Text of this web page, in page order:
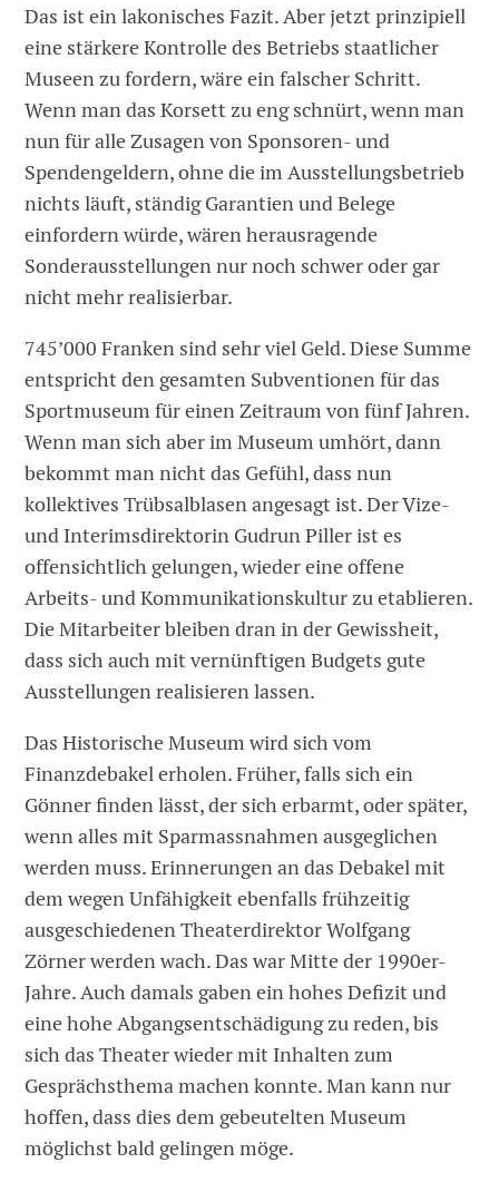
Das ist ein lakonisches Fazit. Aber jetzt prinzipiell
eine stärkere Kontrolle des Betriebs staatlicher
Museen zu fordern, wäre ein falscher Schritt.
Wenn man das Korsett zu eng schnürt, wenn man
nun für alle Zusagen von Sponsoren- und
Spendengeldern, ohne die im Ausstellungsbetrieb
nichts läuft, ständig Garantien und Belege
einfordern würde, wären herausragende
Sonderausstellungen nur noch schwer oder gar
nicht mehr realisierbar.
745’000 Franken sind sehr viel Geld. Diese Summe
entspricht den gesamten Subventionen für das
Sportmuseum für einen Zeitraum von fünf Jahren.
Wenn man sich aber im Museum umhört, dann
bekommt man nicht das Gefühl, dass nun
kollektives Trübsalblasen angesagt ist. Der Vize-
und Interimsdirektorin Gudrun Piller ist es
offensichtlich gelungen, wieder eine offene
Arbeits- und Kommunikationskultur zu etablieren.
Die Mitarbeiter bleiben dran in der Gewissheit,
dass sich auch mit vernünftigen Budgets gute
Ausstellungen realisieren lassen.
Das Historische Museum wird sich vom
Finanzdebakel erholen. Früher, falls sich ein
Gönner finden lässt, der sich erbarmt, oder später,
wenn alles mit Sparmassnahmen ausgeglichen
werden muss. Erinnerungen an das Debakel mit
dem wegen Unfähigkeit ebenfalls frühzeitig
ausgeschiedenen Theaterdirektor Wolfgang
Zörner werden wach. Das war Mitte der 1990er-
Jahre. Auch damals gaben ein hohes Defizit und
eine hohe Abgangsentschädigung zu reden, bis
sich das Theater wieder mit Inhalten zum
Gesprächsthema machen konnte. Man kann nur
hoffen, dass dies dem gebeutelten Museum
möglichst bald gelingen möge.